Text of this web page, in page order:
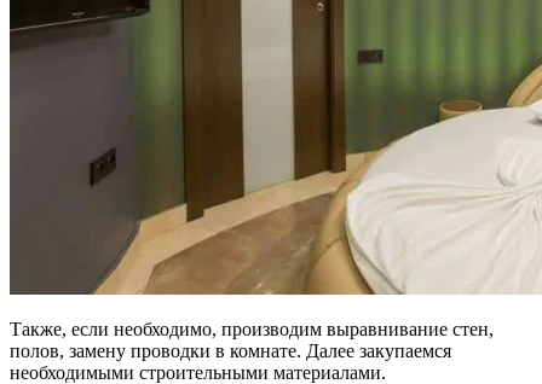
Также, если необходимо, производим выравнивание стен,
полов, замену проводки в комнате. Далее закупаемся
необходимыми строительными материалами.